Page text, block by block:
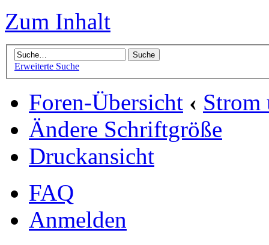
Zum Inhalt
Erweiterte Suche
Foren-Übersicht ‹ Strom
Ändere Schriftgröße
Druckansicht
FAQ
Anmelden